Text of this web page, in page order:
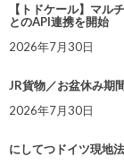
【トドケール】マル
とのAPI連携を開始
2026年7月30日
JR貨物／お盆休み期
2026年7月30日
にしてつドイツ現地